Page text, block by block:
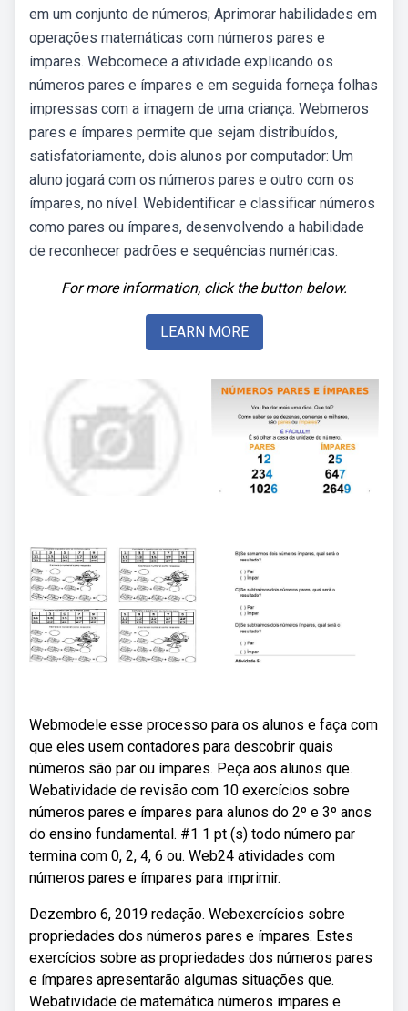
em um conjunto de números; Aprimorar habilidades em
operações matemáticas com números pares e
ímpares. Webcomece a atividade explicando os
números pares e ímpares e em seguida forneça folhas
impressas com a imagem de uma criança. Webmeros
pares e ímpares permite que sejam distribuídos,
satisfatoriamente, dois alunos por computador: Um
aluno jogará com os números pares e outro com os
ímpares, no nível. Webidentificar e classificar números
como pares ou ímpares, desenvolvendo a habilidade
de reconhecer padrões e sequências numéricas.
For more information, click the button below.
LEARN MORE
Webmodele esse processo para os alunos e faça com
que eles usem contadores para descobrir quais
números são par ou ímpares. Peça aos alunos que.
Webatividade de revisão com 10 exercícios sobre
números pares e ímpares para alunos do 2º e 3º anos
do ensino fundamental. #1 1 pt (s) todo número par
termina com 0, 2, 4, 6 ou. Web24 atividades com
números pares e ímpares para imprimir.
Dezembro 6, 2019 redação. Webexercícios sobre
propriedades dos números pares e ímpares. Estes
exercícios sobre as propriedades dos números pares
e ímpares apresentarão algumas situações que.
Webatividade de matemática números impares e